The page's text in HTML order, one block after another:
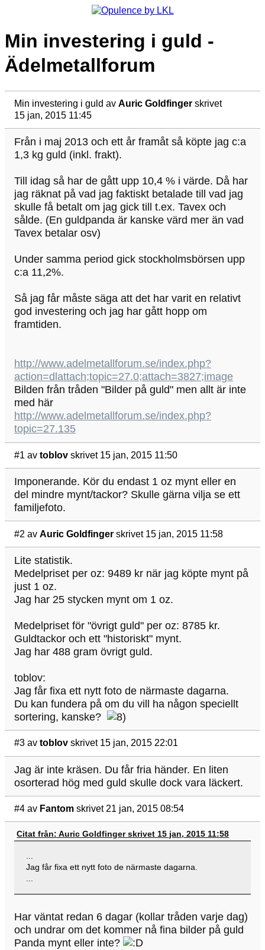
Min investering i guld -
Ädelmetallforum
Min investering i guld av Auric Goldfinger skrivet
15 jan, 2015 11:45
Från i maj 2013 och ett år framåt så köpte jag c:a
1,3 kg guld (inkl. frakt).
Till idag så har de gått upp 10,4 % i värde. Då har
jag räknat på vad jag faktiskt betalade till vad jag
skulle få betalt om jag gick till t.ex. Tavex och
sålde. (En guldpanda är kanske värd mer än vad
Tavex betalar osv)
Under samma period gick stockholmsbörsen upp
c:a 11,2%.
Så jag får måste säga att det har varit en relativt
god investering och jag har gått hopp om
framtiden.
http://www.adelmetallforum.se/index.php?
action=dlattach;topic=27.0;attach=3827;image
Bilden från tråden "Bilder på guld" men allt är inte
med här
http://www.adelmetallforum.se/index.php?
topic=27.135
#1 av toblov skrivet 15 jan, 2015 11:50
Imponerande. Kör du endast 1 oz mynt eller en
del mindre mynt/tackor? Skulle gärna vilja se ett
familjefoto.
#2 av Auric Goldfinger skrivet 15 jan, 2015 11:58
Lite statistik.
Medelpriset per oz: 9489 kr när jag köpte mynt på
just 1 oz.
Jag har 25 stycken mynt om 1 oz.
Medelpriset för "övrigt guld" per oz: 8785 kr.
Guldtackor och ett "historiskt" mynt.
Jag har 488 gram övrigt guld.
toblov:
Jag får fixa ett nytt foto de närmaste dagarna.
Du kan fundera på om du vill ha någon speciellt
sortering, kanske?
#3 av toblov skrivet 15 jan, 2015 22:01
Jag är inte kräsen. Du får fria händer. En liten
osorterad hög med guld skulle dock vara läckert.
#4 av Fantom skrivet 21 jan, 2015 08:54
Citat från: Auric Goldfinger skrivet 15 jan, 2015 11:58
...
Jag får fixa ett nytt foto de närmaste dagarna.
...
Har väntat redan 6 dagar (kollar tråden varje dag)
och undrar om det kommer nå fina bilder på guld
Panda mynt eller inte?